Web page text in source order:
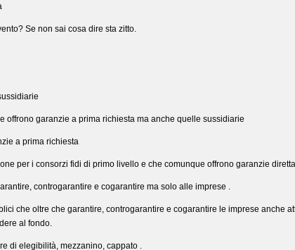
Se non sai cosa dire sta zitto.
offrono garanzie a prima richiesta ma anche quelle sussidiarie
a prima richiesta
per i consorzi fidi di primo livello e che comunque offrono garanzie
controgarantire e cogarantire ma solo alle imprese .
che oltre che garantire, controgarantire e cogarantire le imprese anche
al fondo.
di elegibilità, mezzanino, cappato .